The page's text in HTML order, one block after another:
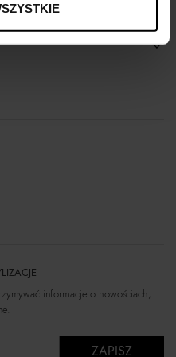
informacje o nowościach,
ZAPISZ